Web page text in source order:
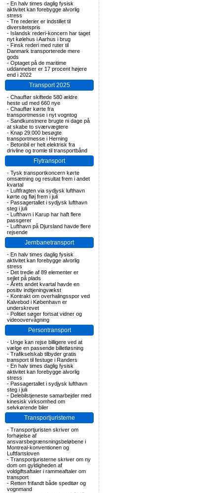
- En halv times daglig fysisk
aktivitet kan forebygge alvorlig
stress
- Tre rederier er indstillet til
diversitetspris
- Islandsk rederi-koncern har taget
nyt kølehus i Aarhus i brug
- Finsk rederi med ruter til
Danmark transporterede mere
gods
- Optaget på de maritime
uddannelser er 17 procent højere
end i 2022
Transport 2025
- Chauffør skiftede 580 ældre
heste ud med 660 nye
- Chauffør kørte fra
transportmesse i nyt vogntog
- Sandkunstnere brugte ni dage på
at skabe to sværvægtere
- Knap 29.000 besøgte
transportmesse i Herning
- Betonbil er helt elektrisk fra
drivline og tromle til transportbånd
Flytransport
- Tysk transportkoncern kørte
omsætning og resultat frem i andet
kvartal
- Luftfragten via sydjysk lufthavn
kørte og fløj frem i juli
- Passagertallet i sydjysk lufthavn
steg i juli
- Lufthavn i Karup har haft flere
passgerer
- Lufthavn på Djursland havde flere
rejsende
Jernbanetransport
- En halv times daglig fysisk
aktivitet kan forebygge alvorlig
stress
- Det tredie af 89 elementer er
sejlet på plads
- Årets andet kvartal havde en
positiv indtjeningvækst
- Kontrakt om overhalingsspor ved
Kalvebod i København er
underskrevet
- Politiet søger fortsat vidner og
videoovervågning
Persontransport
- Unge kan rejse billigere ved at
vælge en passende billetløsning
- Trafikselskab tilbyder gratis
transport til festuge i Randers
- En halv times daglig fysisk
aktivitet kan forebygge alvorlig
stress
- Passagertallet i sydjysk lufthavn
steg i juli
- Delebilstjeneste samarbejder med
kinesisk virksomhed om
selvkørende biler
Transportjuristerne
- Transportjuristen skriver om
forhøjelse af
ansvarsbegrænsningsbeløbene i
Montreal-konventionen og
Luftfartsloven
- Transportjuristerne skriver om ny
dom om gyldigheden af
voldgiftsaftaler i rammeaftaler om
transport
- Retten frifandt både speditør og
vognmand